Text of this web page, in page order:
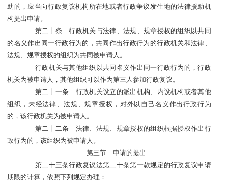
助的，应当向行政复议机构所在地或者行政争议发生地的法律援助机
构提出申请。
第二十条 行政机关与法律、法规、规章授权的组织以共同
的名义作出同一行政行为的，共同作出行政行为的行政机关和法律、
法规、规章授权的组织为共同被申请人。
行政机关与其他组织以共同名义作出同一行政行为的，行政
机关为被申请人，其他组织可以作为第三人参加行政复议。
第二十一条 行政机关设立的派出机构、内设机构或者其他
组织，未经法律、法规、规章授权，对外以自己名义作出行政行为
的，该行政机关为被申请人。
第二十二条 法律、法规、规章授权的组织根据授权作出行
政行为的，该组织为被申请人。
第三节 申请的提出
第二十三条行政复议法第二十条第一款规定的行政复议申请
期限的计算，依照下列规定办理：